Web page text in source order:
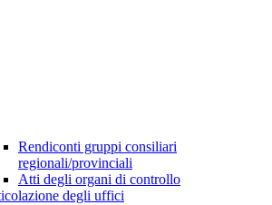
Rendiconti gruppi consiliari
regionali/provinciali
Atti degli organi di controllo
degli uffici